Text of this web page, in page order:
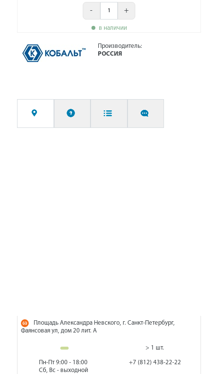
- +
в наличии
Производитель:
РОССИЯ
Площадь Александра Невского, г. Санкт-Петербург,
Фаянсовая ул, дом 20 лит. А
> 1 шт.
Пн-Пт 9:00 - 18:00
Сб, Вс - выходной
+7 (812) 438-22-22